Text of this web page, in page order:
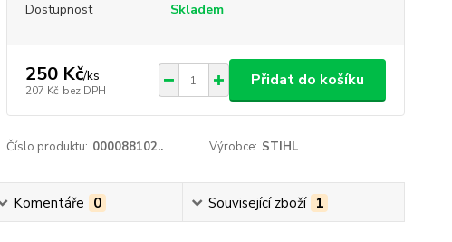
Dostupnost Skladem
250 Kč/ks
207 Kč bez DPH
Přidat do košíku
Číslo produktu: 000088102.. Výrobce: STIHL
Komentáře 0 Související zboží 1